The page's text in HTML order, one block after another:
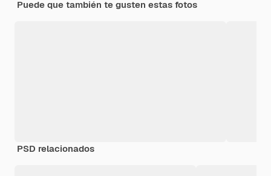
Puede que también te gusten estas fotos
PSD relacionados